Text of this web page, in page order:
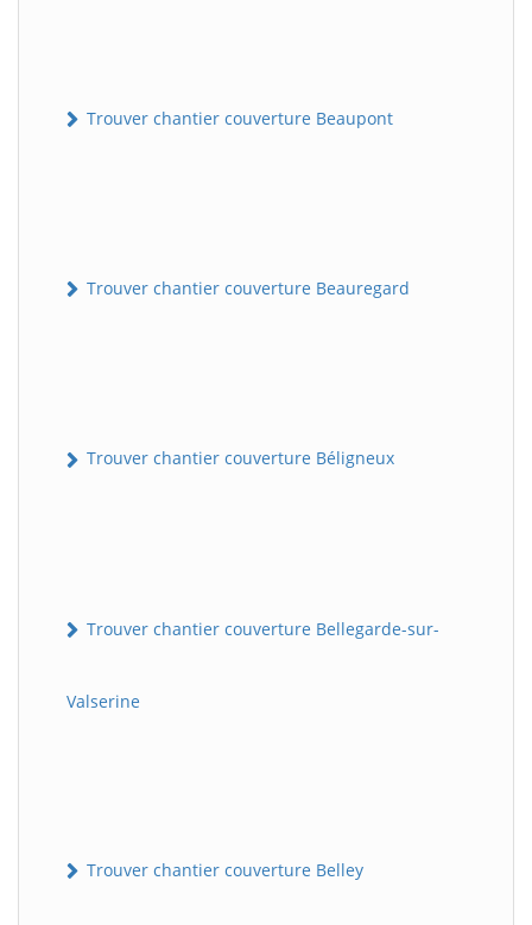
Trouver chantier couverture Beaupont
Trouver chantier couverture Beauregard
Trouver chantier couverture Béligneux
Trouver chantier couverture Bellegarde-sur-
Valserine
Trouver chantier couverture Belley